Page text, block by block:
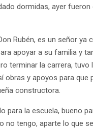
dormidas, ayer
Rubén, es un señor
apoyar a su familia y
terminar la carrera, tuvo
y apoyos para que
constructora.
para la escuela, bueno
tengo, aparte lo que